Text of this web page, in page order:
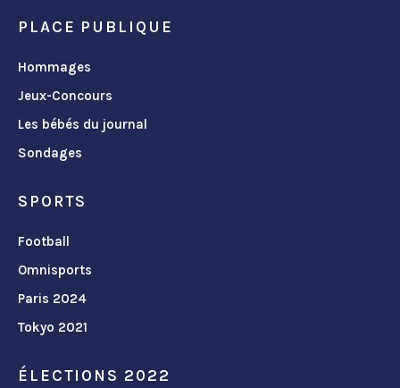
PLACE PUBLIQUE
Hommages
Jeux-Concours
Les bébés du journal
Sondages
SPORTS
Football
Omnisports
Paris 2024
Tokyo 2021
ÉLECTIONS 2022